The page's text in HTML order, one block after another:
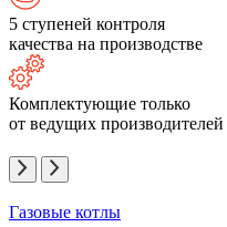
5 ступеней контроля
качества на производстве
Комплектующие только
от ведущих производителей
Газовые котлы